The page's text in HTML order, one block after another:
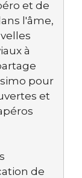
et de
l'âme,
à
pour
et
de